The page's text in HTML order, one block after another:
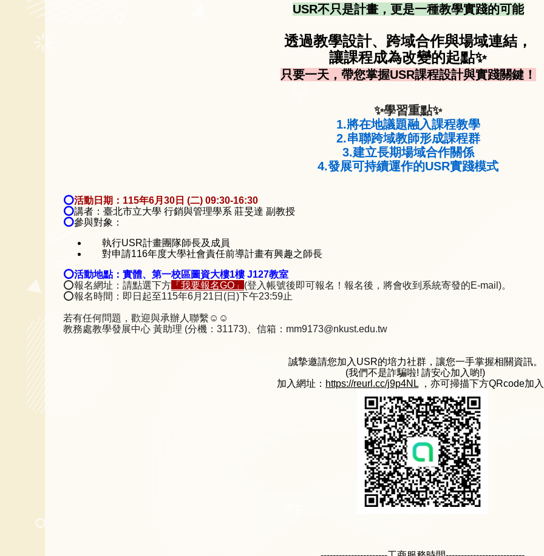
USR不只是計畫，更是一種教學實踐的可能
透過教學設計、跨域合作與場域連結，
讓課程成為改變的起點✨
只要一天，帶您掌握USR課程設計與實踐關鍵！
✨學習重點✨
1.將在地議題融入課程教學
2.串聯跨域教師形成課程群
3.建立長期場域合作關係
4.發展可持續運作的USR實踐模式
⭕活動日期：115年6月30日 (二) 09:30-16:30
⭕講者：臺北市立大學 行銷與管理學系 莊旻達 副教授
⭕參與對象：
執行USR計畫團隊師長及成員
對申請116年度大學社會責任前導計畫有興趣之師長
⭕活動地點：實體、第一校區圖資大樓1樓 J127教室
⭕報名網址：請點選下方 「我要報名GO」 (登入帳號後即可報名！報名後，將會收到系統寄發的E-mail)。
⭕報名時間：即日起至115年6月21日(日)下午23:59止
若有任何問題，歡迎與承辦人聯繫☺️☺️
教務處教學發展中心 黃助理 (分機：31173)、信箱：mm9173@nkust.edu.tw
誠摯邀請您加入USR的培力社群，讓您一手掌握相關資訊。
(我們不是詐騙啦! 請安心加入喲!)
加入網址： https://reurl.cc/j9p4NL ，亦可掃描下方QRcode加